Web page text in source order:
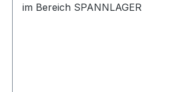
im Bereich SPANNLAGER